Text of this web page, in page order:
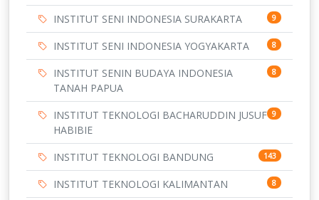
INSTITUT SENI INDONESIA SURAKARTA 9
INSTITUT SENI INDONESIA YOGYAKARTA 8
INSTITUT SENIN BUDAYA INDONESIA
TANAH PAPUA
8
INSTITUT TEKNOLOGI BACHARUDDIN JUSUF
HABIBIE
9
INSTITUT TEKNOLOGI BANDUNG 143
INSTITUT TEKNOLOGI KALIMANTAN 8